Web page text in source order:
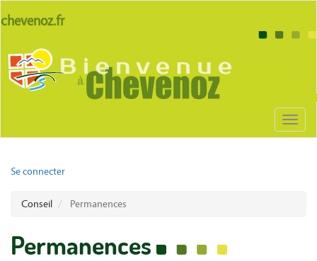
au
principal
lien
chevenoz
chevenoz.fr
Toggle
User
menu
Se connecter
Conseil Permanences
Permanences